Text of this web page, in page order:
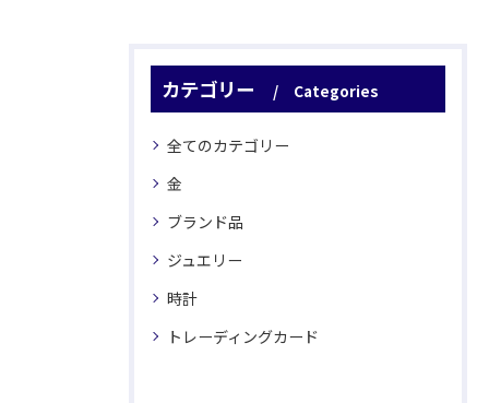
カテゴリー Categories
全てのカテゴリー
金
ブランド品
ジュエリー
時計
トレーディングカード